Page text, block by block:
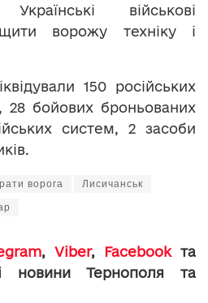
військові
ворожу техніку і
150 російських
28 бойових броньованих
систем, 2 засоби
ворога Лисичанськ
, Viber, Facebookта
новини Тернополя та